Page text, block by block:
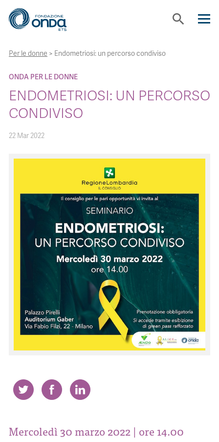
search
CHI SIAMO
CON CHI LAVORIAMO
STRUMENTI
CONTATTI
ENG
Per le donne > Endometriosi: un percorso condiviso
ONDA PER LE DONNE
ENDOMETRIOSI: UN PERCORSO
CONDIVISO
22 Mar 2022
Mercoledì 30 marzo 2022 | ore 14.00